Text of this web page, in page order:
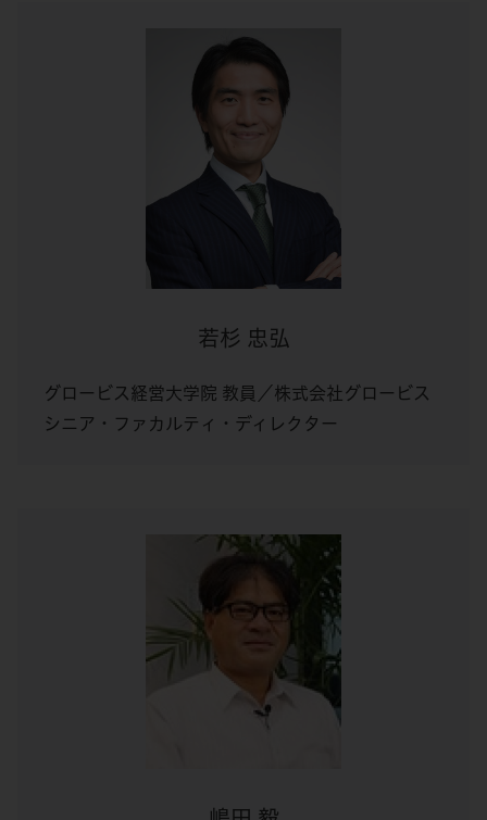
若杉 忠弘
グロービス経営大学院 教員／株式会社グロービス
シニア・ファカルティ・ディレクター